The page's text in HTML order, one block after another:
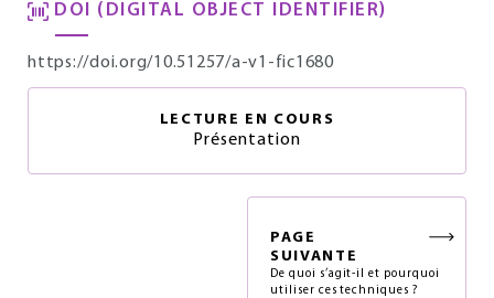
DOI (DIGITAL OBJECT IDENTIFIER)
https://doi.org/10.51257/a-v1-fic1680
LECTURE EN COURS
Présentation
PAGE
SUIVANTE
De quoi s’agit-il et pourquoi
utiliser ces techniques ?